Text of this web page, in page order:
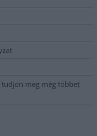
meg még többet